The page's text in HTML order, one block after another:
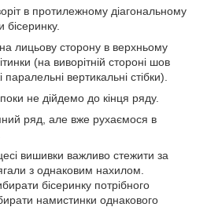
в протилежному діагональному
бісеринку.
лицьову сторону в верхньому
(на виворітній стороні шов
вертикальні стібки).
не дійдемо до кінця ряду.
ряд, але вже рухаємося в
вишивки важливо стежити за
з однаковим нахилом.
бісеринку потрібного
намистинки однакового